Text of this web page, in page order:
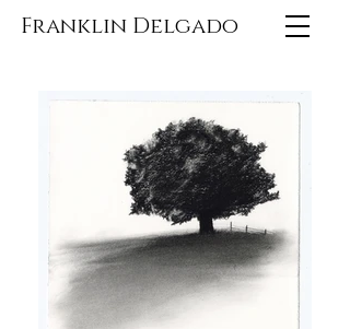
Franklin Delgado